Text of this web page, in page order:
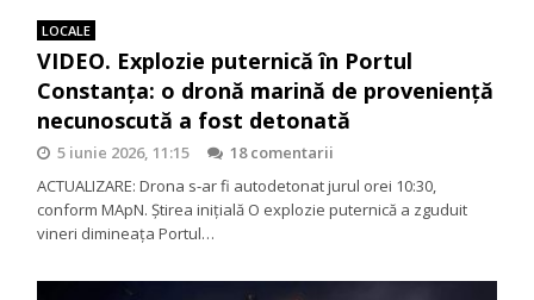
LOCALE
VIDEO. Explozie puternică în Portul
Constanța: o dronă marină de proveniență
necunoscută a fost detonată
5 iunie 2026, 11:15
18 comentarii
ACTUALIZARE: Drona s-ar fi autodetonat jurul orei 10:30,
conform MApN. Știrea inițială O explozie puternică a zguduit
vineri dimineața Portul…